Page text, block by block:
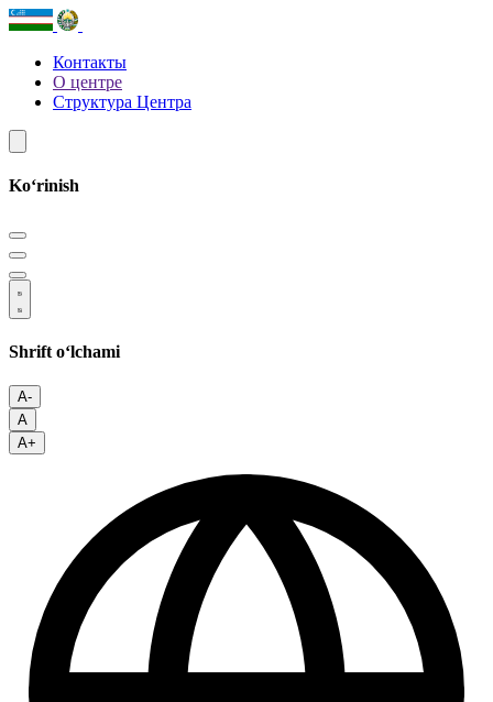
Контакты
О центре
Структура Центра
Koʻrinish
Shrift oʻlchami
A-
A
A+